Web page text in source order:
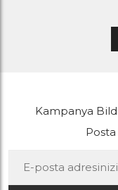
Kampanya